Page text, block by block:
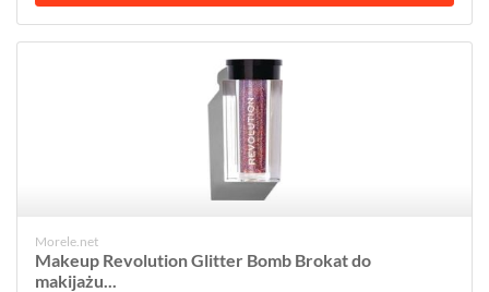
Morele.net
Makeup Revolution Glitter Bomb Brokat do
makijażu...